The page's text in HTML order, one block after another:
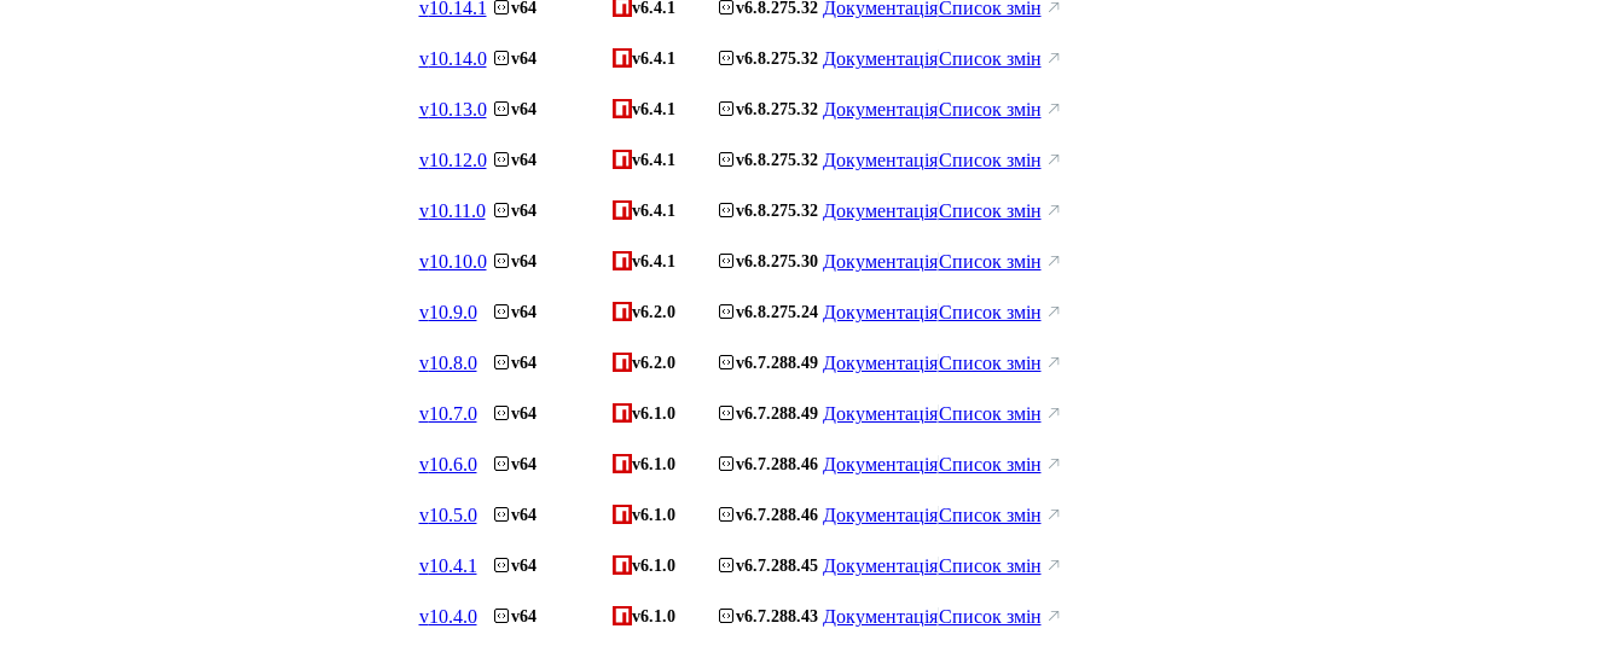
v10.14.1 v64 v6.4.1 v6.8.275.32 ДокументаціяСписок змін
v10.14.0 v64 v6.4.1 v6.8.275.32 ДокументаціяСписок змін
v10.13.0 v64 v6.4.1 v6.8.275.32 ДокументаціяСписок змін
v10.12.0 v64 v6.4.1 v6.8.275.32 ДокументаціяСписок змін
v10.11.0 v64 v6.4.1 v6.8.275.32 ДокументаціяСписок змін
v10.10.0 v64 v6.4.1 v6.8.275.30 ДокументаціяСписок змін
v10.9.0 v64 v6.2.0 v6.8.275.24 ДокументаціяСписок змін
v10.8.0 v64 v6.2.0 v6.7.288.49 ДокументаціяСписок змін
v10.7.0 v64 v6.1.0 v6.7.288.49 ДокументаціяСписок змін
v10.6.0 v64 v6.1.0 v6.7.288.46 ДокументаціяСписок змін
v10.5.0 v64 v6.1.0 v6.7.288.46 ДокументаціяСписок змін
v10.4.1 v64 v6.1.0 v6.7.288.45 ДокументаціяСписок змін
v10.4.0 v64 v6.1.0 v6.7.288.43 ДокументаціяСписок змін